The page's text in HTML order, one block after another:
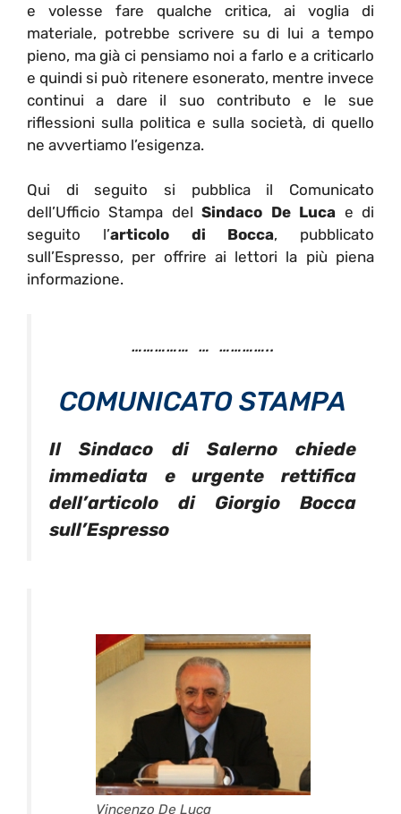
e volesse fare qualche critica, ai voglia di
materiale, potrebbe scrivere su di lui a tempo
pieno, ma già ci pensiamo noi a farlo e a criticarlo
e quindi si può ritenere esonerato, mentre invece
continui a dare il suo contributo e le sue
riflessioni sulla politica e sulla società, di quello
ne avvertiamo l’esigenza.
Qui di seguito si pubblica il Comunicato
dell’Ufficio Stampa delSindaco De Luca e di
seguito l’articolo di Bocca, pubblicato
sull’Espresso, per offrire ai lettori la più piena
informazione.
…………… … …………..
COMUNICATO STAMPA
Il Sindaco di Salerno chiede
immediata e urgente rettifica
dell’articolo di Giorgio Bocca
sull’Espresso
Vincenzo De Luca